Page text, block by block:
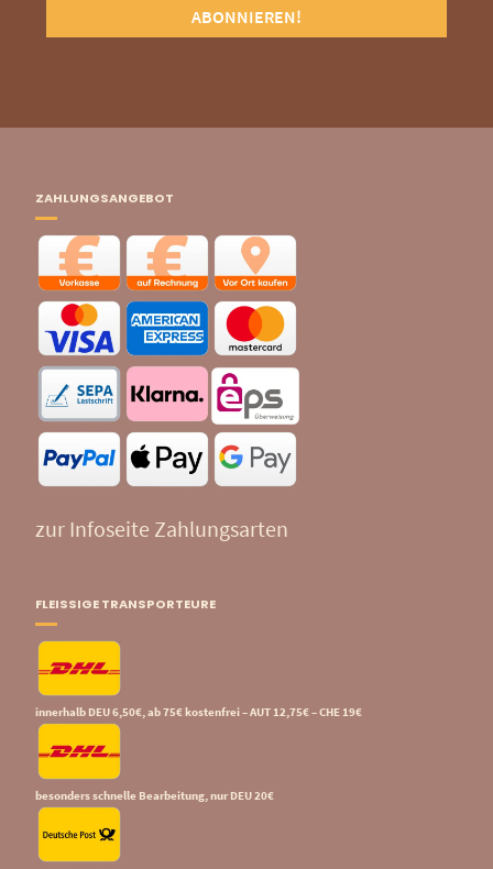
ZAHLUNGSANGEBOT
zur Infoseite Zahlungsarten
FLEISSIGE TRANSPORTEURE
innerhalb DEU 6,50€, ab 75€ kostenfrei – AUT 12,75€ – CHE 19€
besonders schnelle Bearbeitung, nur DEU 20€